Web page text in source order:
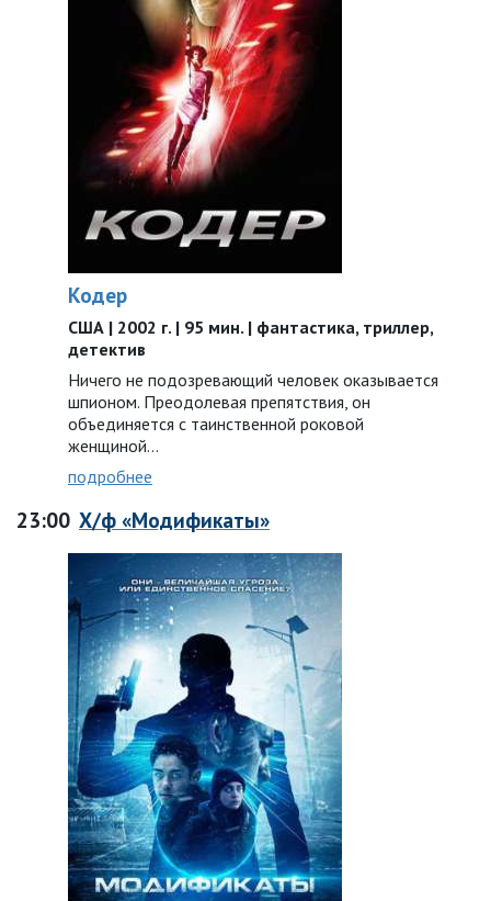
Кодер
США | 2002 г. | 95 мин. | фантастика, триллер,
детектив
Ничего не подозревающий человек оказывается
шпионом. Преодолевая препятствия, он
объединяется с таинственной роковой
женщиной…
подробнее
23:00 Х/ф «Модификаты»